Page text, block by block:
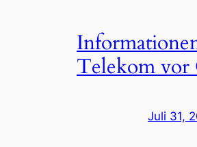
Telekom
Juli 31,